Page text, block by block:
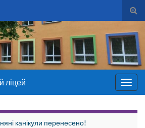
ліцей
канікули перенесено!